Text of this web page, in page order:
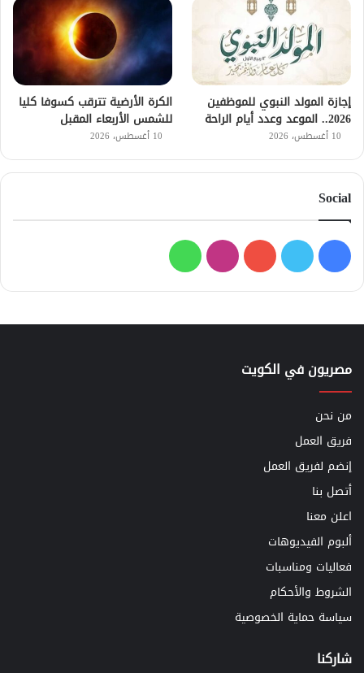
إجازة المولد النبوي للموظفين
2026.. الموعد وعدد أيام الراحة
10 أغسطس، 2026
الكرة الأرضية تترقب كسوفا كليا
للشمس الأربعاء المقبل
10 أغسطس، 2026
Social
فيسبوك
تويتر يوتيوبانستقرامواتساب
مصريون في الكويت
من نحن
فريق العمل
إنضم لفريق العمل
أتصل بنا
اعلن معنا
ألبوم الفيديوهات
فعاليات ومناسبات
الشروط والأحكام
سياسة حماية الخصوصية
شاركنا